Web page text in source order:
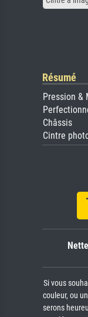
Résumé
Pression &
Châssis
Cintre
Si vous
couleur, ou
serons